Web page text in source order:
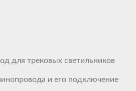
для трековых светильников
и его подключение